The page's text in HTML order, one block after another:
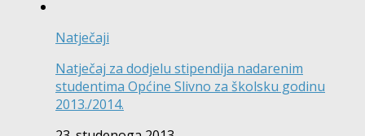
Natječaji
Natječaj za dodjelu stipendija nadarenim
studentima Općine Slivno za školsku godinu
2013./2014.